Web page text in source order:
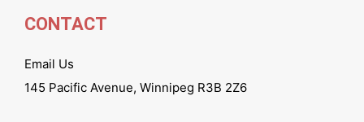
CONTACT
Email Us
145 Pacific Avenue, Winnipeg R3B 2Z6